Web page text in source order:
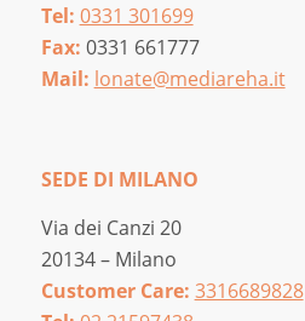
Tel: 0331 301699
Fax: 0331 661777
Mail: lonate@mediareha.it
SEDE DI MILANO
Via dei Canzi 20
20134 – Milano
Customer Care: 3316689828